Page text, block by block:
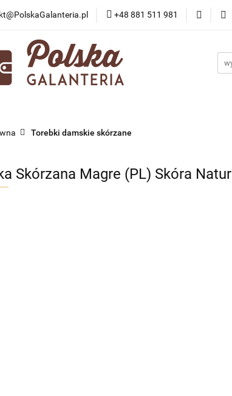
+48 881 511 981
KATEGORIE NOWOŚCI
PORADY I AKTUALNOŚCI
Torebki damskie skórzane
Skórzana Magre (PL) Skóra